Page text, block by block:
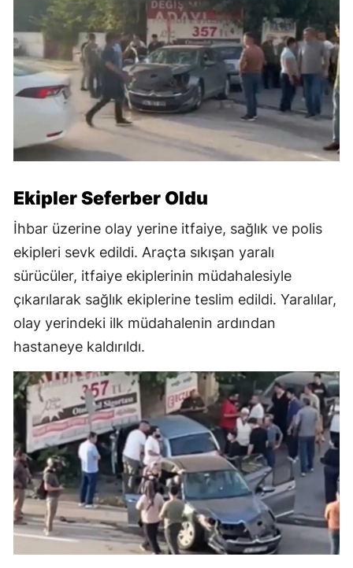
Ekipler Seferber Oldu
İhbar üzerine olay yerine itfaiye, sağlık ve polis
ekipleri sevk edildi. Araçta sıkışan yaralı
sürücüler, itfaiye ekiplerinin müdahalesiyle
çıkarılarak sağlık ekiplerine teslim edildi. Yaralılar,
olay yerindeki ilk müdahalenin ardından
hastaneye kaldırıldı.